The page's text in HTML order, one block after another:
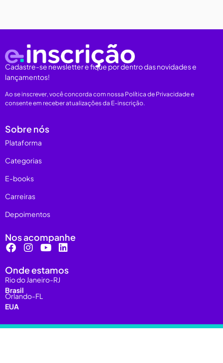
Cadastre-se newsletter e fique por dentro das novidades e
lançamentos!
Ao se inscrever, você concorda com nossa Política de Privacidade e
consente em receber atualizações da E-inscrição.
Sobre nós
Plataforma
Categorias
E-books
Carreiras
Depoimentos
Nos acompanhe
Onde estamos
Rio do Janeiro-RJ
Brasil
Orlando-FL
EUA